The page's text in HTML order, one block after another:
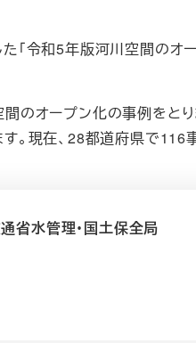
「令和5年版河川空間のオ
のオープン化の事例をと
。現在、28都道府県で
省水管理・国土保全局